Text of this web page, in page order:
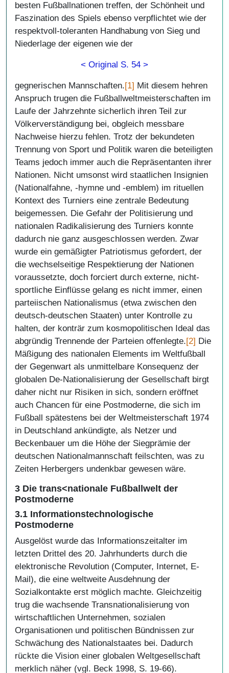
besten Fußballnationen treffen, der Schönheit und
Faszination des Spiels ebenso verpflichtet wie der
respektvoll-toleranten Handhabung von Sieg und
Niederlage der eigenen wie der
< Original S. 54 >
gegnerischen Mannschaften.[1] Mit diesem hehren
Anspruch trugen die Fußballweltmeisterschaften im
Laufe der Jahrzehnte sicherlich ihren Teil zur
Völkerverständigung bei, obgleich messbare
Nachweise hierzu fehlen. Trotz der bekundeten
Trennung von Sport und Politik waren die beteiligten
Teams jedoch immer auch die Repräsentanten ihrer
Nationen. Nicht umsonst wird staatlichen Insignien
(Nationalfahne, -hymne und -emblem) im rituellen
Kontext des Turniers eine zentrale Bedeutung
beigemessen. Die Gefahr der Politisierung und
nationalen Radikalisierung des Turniers konnte
dadurch nie ganz ausgeschlossen werden. Zwar
wurde ein gemäßigter Patriotismus gefordert, der
die wechselseitige Respektierung der Nationen
voraussetzte, doch forciert durch externe, nicht-
sportliche Einflüsse gelang es nicht immer, einen
parteiischen Nationalismus (etwa zwischen den
deutsch-deutschen Staaten) unter Kontrolle zu
halten, der konträr zum kosmopolitischen Ideal das
abgründig Trennende der Parteien offenlegte.[2] Die
Mäßigung des nationalen Elements im Weltfußball
der Gegenwart als unmittelbare Konsequenz der
globalen De-Nationalisierung der Gesellschaft birgt
daher nicht nur Risiken in sich, sondern eröffnet
auch Chancen für eine Postmoderne, die sich im
Fußball spätestens bei der Weltmeisterschaft 1974
in Deutschland ankündigte, als Netzer und
Beckenbauer um die Höhe der Siegprämie der
deutschen Nationalmannschaft feilschten, was zu
Zeiten Herbergers undenkbar gewesen wäre.
3 Die trans<nationale Fußballwelt der
Postmoderne
3.1 Informationstechnologische
Postmoderne
Ausgelöst wurde das Informationszeitalter im
letzten Drittel des 20. Jahrhunderts durch die
elektronische Revolution (Computer, Internet, E-
Mail), die eine weltweite Ausdehnung der
Sozialkontakte erst möglich machte. Gleichzeitig
trug die wachsende Transnationalisierung von
wirtschaftlichen Unternehmen, sozialen
Organisationen und politischen Bündnissen zur
Schwächung des Nationalstaates bei. Dadurch
rückte die Vision einer globalen Weltgesellschaft
merklich näher (vgl. Beck 1998, S. 19-66).